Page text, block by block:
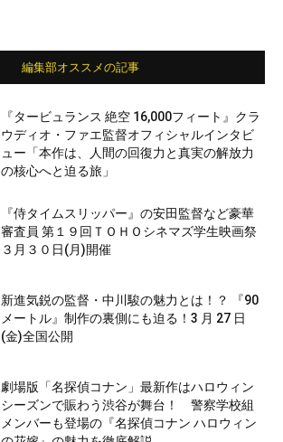
編集部オススメの記事
『タービュランス 絶空 16,000フィート』クラ
ウディオ・ファエ監督オフィシャルインタビ
ュー「本作は、人間の回復力と真実の解放力
の核心へと迫る旅」
『侍タイムスリッパー』の安田監督など豪華
審査員 第１９回ＴＯＨＯシネマズ学生映画祭
３月３０日(月)開催
新進気鋭の監督・中川駿の魅力とは！？ 『90
メートル』制作の裏側にも迫る！3 月 27 日
(金)全国公開
劇場版「名探偵コナン」最新作はハロウィン
シーズンで賑わう渋谷が舞台！ 警察学校組
メンバーも登場の『名探偵コナン ハロウィン